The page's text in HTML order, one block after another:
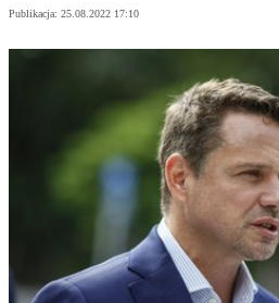
Publikacja: 25.08.2022 17:10